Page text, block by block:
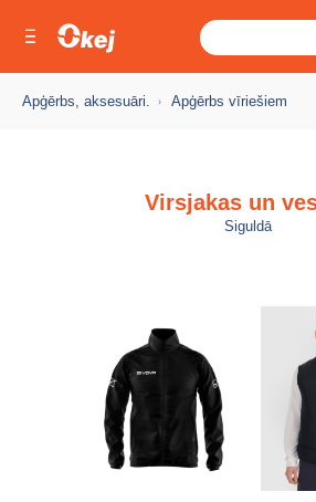
Apģērbs, aksesuāri. Apģērbs vīriešiem
Virsjakas un
Siguldā